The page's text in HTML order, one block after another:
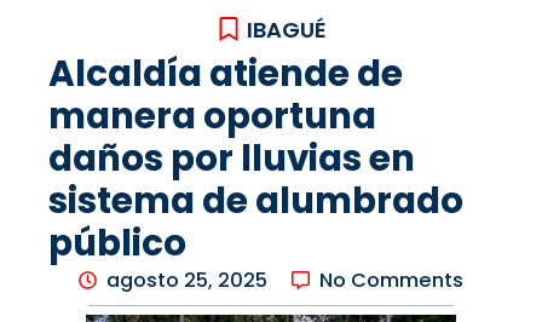
IBAGUÉ
Alcaldía atiende de
manera oportuna
daños por lluvias en
sistema de alumbrado
público
agosto 25, 2025 No Comments